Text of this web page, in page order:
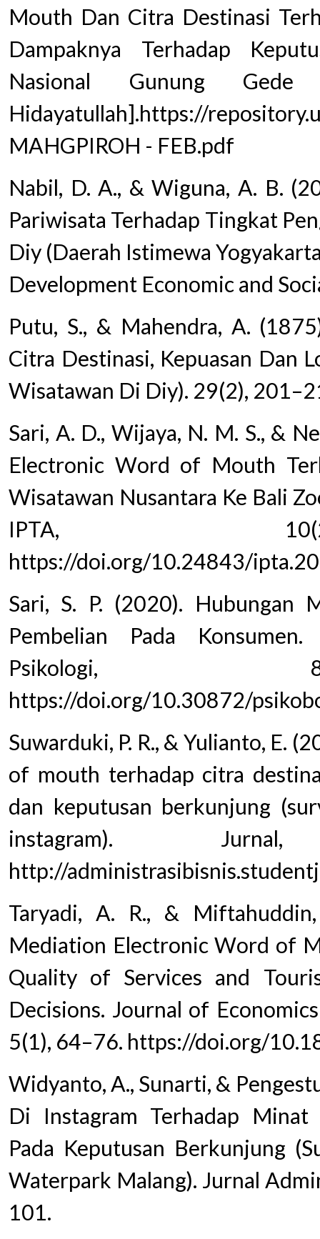
Mouth Dan Citra Destinasi
Dampaknya Terhadap
Nasional Gunung
Hidayatullah].https://
MAHGPIROH - FEB.pdf
Nabil, D. A., & Wiguna, A. B.
Pariwisata Terhadap Tingkat
Diy (Daerah Istimewa
Development Economic and
Putu, S., & Mahendra, A.
Citra Destinasi, Kepuasan Dan
Wisatawan Di Diy). 29(2),
Sari, A. D., Wijaya, N. M. S., &
Electronic Word of Mouth
Wisatawan Nusantara Ke Bali
IPTA,
https://doi.org/10.24843/
Sari, S. P. (2020). Hubungan
Pembelian Pada
Psikologi,
https://doi.org/10.30872/
Suwarduki, P. R., & Yulianto, E.
of mouth terhadap citra
dan keputusan berkunjung
instagram).
http://
Taryadi, A. R., &
Mediation Electronic Word of
Quality of Services and
Decisions. Journal of
5(1), 64–76. https://doi.org/
Widyanto, A., Sunarti, &
Di Instagram Terhadap
Pada Keputusan Berkunjung
Waterpark Malang). Jurnal
101.